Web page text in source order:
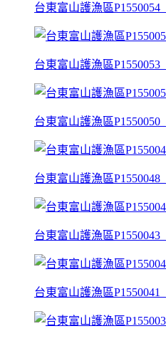
台東富山護漁區
台東富山護漁區
台東富山護漁區
台東富山護漁區
台東富山護漁區
台東富山護漁區